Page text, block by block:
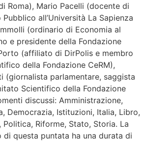
Roma), Mario Pacelli (docente di
all’Università La Sapienza
(ordinario di Economia al
e presidente della Fondazione
(affiliato di DirPolis e membro
della Fondazione CeRM),
(giornalista parlamentare, saggista
Scientifico della Fondazione
discussi: Amministrazione,
Democrazia, Istituzioni, Italia, Libro,
Politica, Riforme, Stato, Storia. La
di questa puntata ha una durata di